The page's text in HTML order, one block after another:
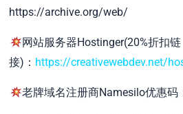
https://archive.org/web/
网站服务器Hostinger(20%折扣链
接)： https://creativewebdev.net/
老牌域名注册商Namesilo优惠码